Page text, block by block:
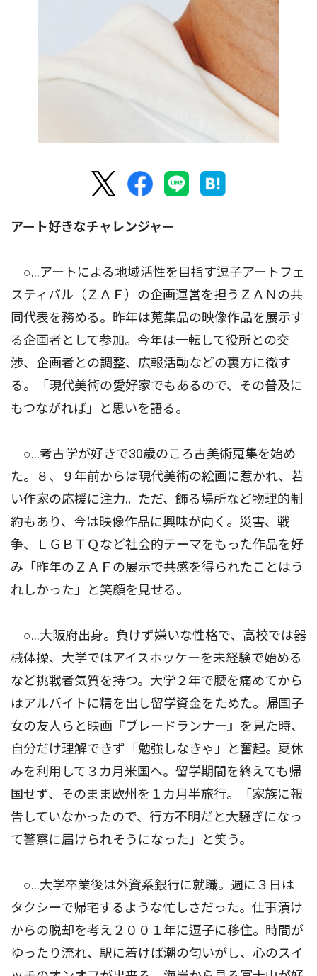
アート好きなチャレンジャー
○…アートによる地域活性を目指す逗子アートフェ
スティバル（ＺＡＦ）の企画運営を担うＺＡＮの共
同代表を務める。昨年は蒐集品の映像作品を展示す
る企画者として参加。今年は一転して役所との交
渉、企画者との調整、広報活動などの裏方に徹す
る。「現代美術の愛好家でもあるので、その普及に
もつながれば」と思いを語る。
○…考古学が好きで30歳のころ古美術蒐集を始め
た。８、９年前からは現代美術の絵画に惹かれ、若
い作家の応援に注力。ただ、飾る場所など物理的制
約もあり、今は映像作品に興味が向く。災害、戦
争、ＬＧＢＴＱなど社会的テーマをもった作品を好
み「昨年のＺＡＦの展示で共感を得られたことはう
れしかった」と笑顔を見せる。
○…大阪府出身。負けず嫌いな性格で、高校では器
械体操、大学ではアイスホッケーを未経験で始める
など挑戦者気質を持つ。大学２年で腰を痛めてから
はアルバイトに精を出し留学資金をためた。帰国子
女の友人らと映画『ブレードランナー』を見た時、
自分だけ理解できず「勉強しなきゃ」と奮起。夏休
みを利用して３カ月米国へ。留学期間を終えても帰
国せず、そのまま欧州を１カ月半旅行。「家族に報
告していなかったので、行方不明だと大騒ぎになっ
て警察に届けられそうになった」と笑う。
○…大学卒業後は外資系銀行に就職。週に３日は
タクシーで帰宅するような忙しさだった。仕事漬け
からの脱却を考え２００１年に逗子に移住。時間が
ゆったり流れ、駅に着けば潮の匂いがし、心のスイ